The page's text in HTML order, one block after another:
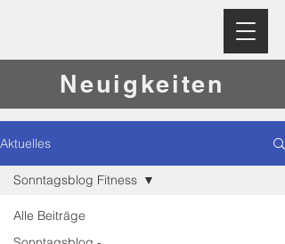
Neuigkeiten
Aktuelles
Alle Beiträge
Sonntagsblog Fitness